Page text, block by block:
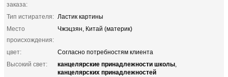
заказа:
Тип истирателя: Ластик картины
Место
происхождения:
Чжэцзян, Китай (материк)
цвет:
Согласно потребностям клиента
Высокий свет:
канцелярские принадлежности школы,
канцелярских принадлежностей